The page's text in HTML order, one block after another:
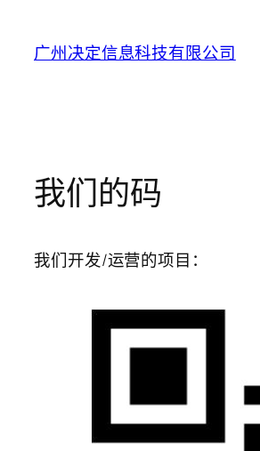
content
广州决定信息科技有限公司
我们的码
我们开发/运营的项目：